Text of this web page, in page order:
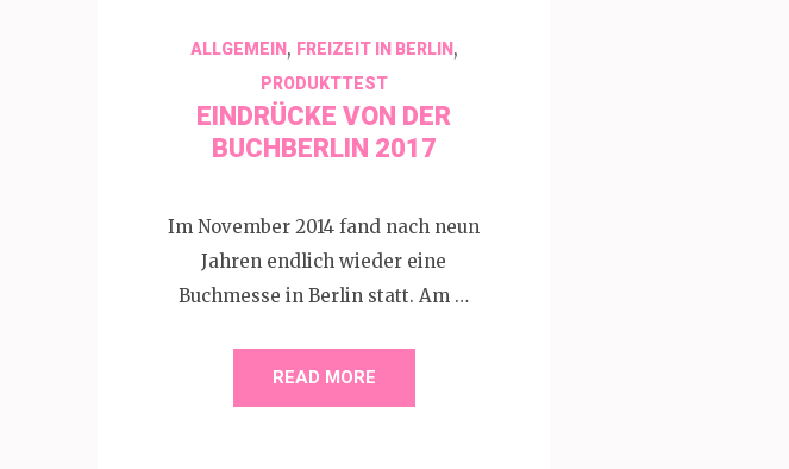
ALLGEMEIN, FREIZEIT IN BERLIN,
PRODUKTTEST
EINDRÜCKE VON DER
BUCHBERLIN 2017
Im November 2014 fand nach neun
Jahren endlich wieder eine
Buchmesse in Berlin statt. Am …
READ MORE